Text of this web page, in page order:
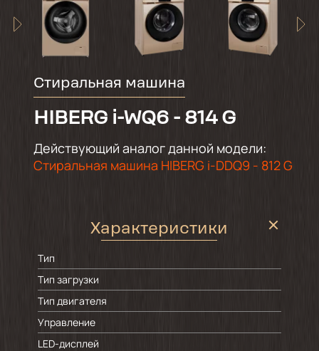
Стиральная машина
HIBERG i-WQ6 - 814 G
Действующий аналог данной модели:
Стиральная машина HIBERG i-DDQ9 - 812 G
Характеристики
Тип
Тип загрузки
Тип двигателя
Управление
LED-дисплей